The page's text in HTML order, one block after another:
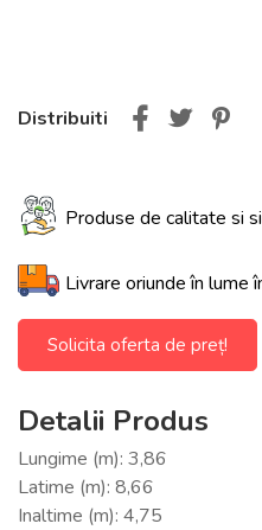
Distribuiti
Produse de calitate si
Livrare oriunde în
Solicita oferta de preț!
Detalii Produs
Lungime (m): 3,86
Latime (m): 8,66
Inaltime (m): 4,75